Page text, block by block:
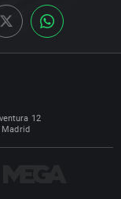
12
Madrid